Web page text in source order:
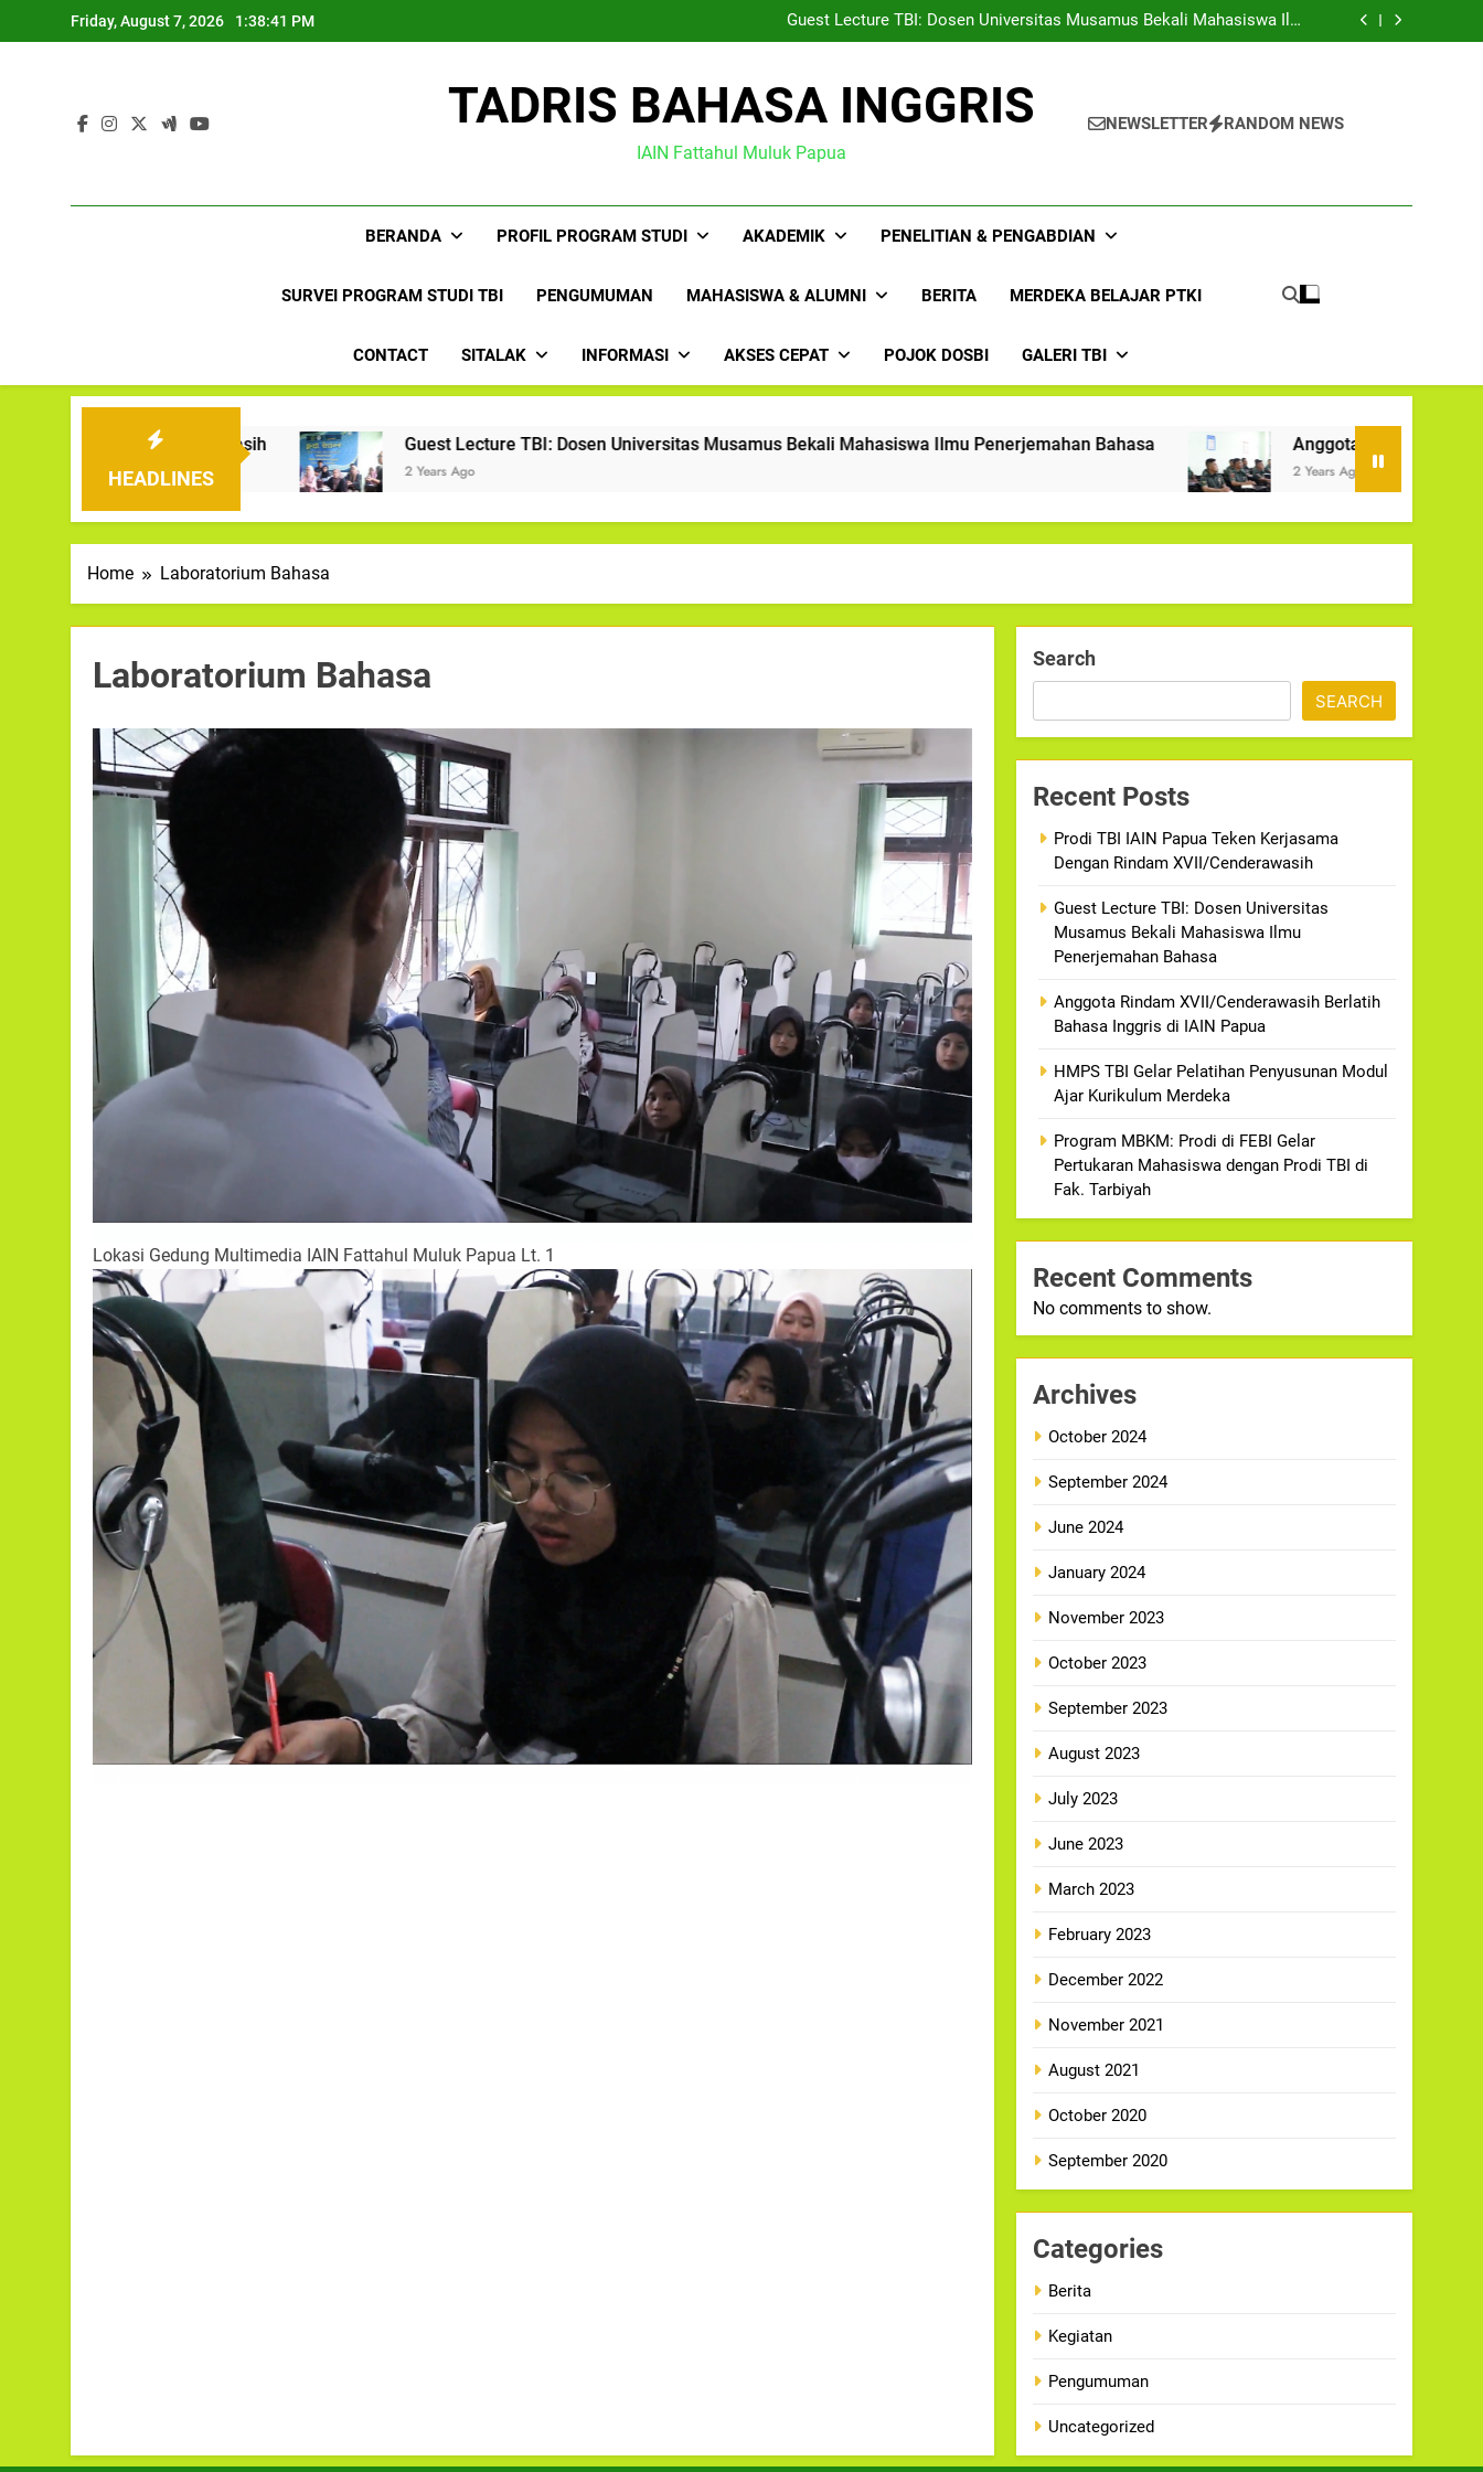
to
Friday, August 7, 2026 1:38:42 PM
Guest Lecture TBI: Dosen Universitas Musamus Bekali Mahasiswa Ilmu
Penerjemahan Bahasa
Anggota Rindam XVII/Cenderawasih Berlatih Bahasa Inggris di IAIN Papua
Guest Lecture TBI: Dosen Universitas Musamus Bekali Mahasiswa Ilmu
Penerjemahan Bahasa
Anggota Rindam XVII/Cenderawasih Berlatih Bahasa Inggris di IAIN Papua
TADRIS BAHASA INGGRIS
IAIN Fattahul Muluk Papua
NEWSLETTER RANDOM NEWS
BERANDA PROFIL PROGRAM STUDI AKADEMIK PENELITIAN & PENGABDIAN
SURVEI PROGRAM STUDI TBI PENGUMUMAN MAHASISWA & ALUMNI BERITA MERDEKA BELAJAR PTKI
CONTACT SITALAK INFORMASI AKSES CEPAT POJOK DOSBI GALERI TBI
HEADLINES
Guest Lecture TBI: Dosen Universitas Musamus Bekali Mahasiswa Ilmu Penerjemahan Bahasa
2 Years Ago
Anggota Rindam XVII/Cenderawasih
2 Years Ago
Home Laboratorium Bahasa
Laboratorium Bahasa
Lokasi Gedung Multimedia IAIN Fattahul Muluk Papua Lt. 1
Search
SEARCH
Recent Posts
Prodi TBI IAIN Papua Teken Kerjasama
Dengan Rindam XVII/Cenderawasih
Guest Lecture TBI: Dosen Universitas
Musamus Bekali Mahasiswa Ilmu
Penerjemahan Bahasa
Anggota Rindam XVII/Cenderawasih Berlatih
Bahasa Inggris di IAIN Papua
HMPS TBI Gelar Pelatihan Penyusunan Modul
Ajar Kurikulum Merdeka
Program MBKM: Prodi di FEBI Gelar
Pertukaran Mahasiswa dengan Prodi TBI di
Fak. Tarbiyah
Recent Comments
No comments to show.
Archives
October 2024
September 2024
June 2024
January 2024
November 2023
October 2023
September 2023
August 2023
July 2023
June 2023
March 2023
February 2023
December 2022
November 2021
August 2021
October 2020
September 2020
Categories
Berita
Kegiatan
Pengumuman
Uncategorized